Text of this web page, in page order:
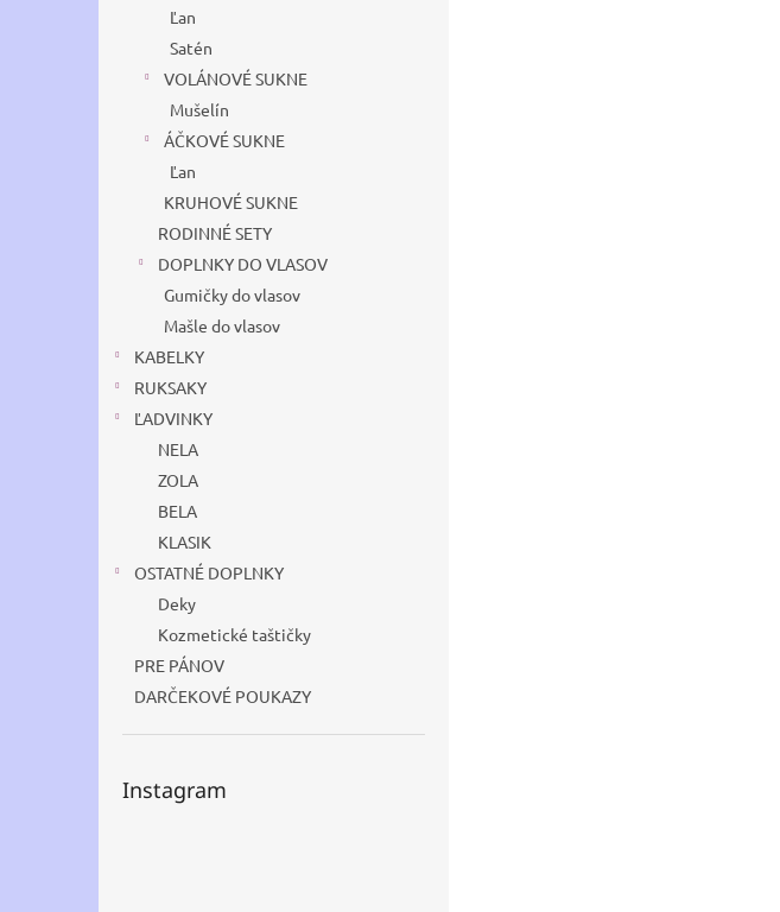
Ľan
Satén
VOLÁNOVÉ SUKNE
Mušelín
ÁČKOVÉ SUKNE
Ľan
KRUHOVÉ SUKNE
RODINNÉ SETY
DOPLNKY DO VLASOV
Gumičky do vlasov
Mašle do vlasov
KABELKY
RUKSAKY
ĽADVINKY
NELA
ZOLA
BELA
KLASIK
OSTATNÉ DOPLNKY
Deky
Kozmetické taštičky
PRE PÁNOV
DARČEKOVÉ POUKAZY
Instagram